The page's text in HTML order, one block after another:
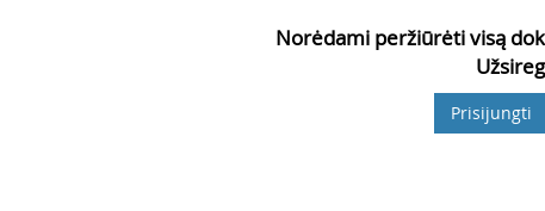
Norėdami peržiūrėti visą
Prisijungti